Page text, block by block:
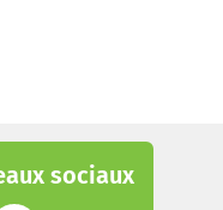
sociaux